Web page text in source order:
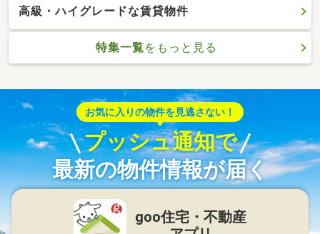
高級・ハイグレードな賃貸物件
特集一覧をもっと見る
お気に入りの物件を見逃さない！
プッシュ通知で
最新の物件情報が届く
goo住宅・不動産